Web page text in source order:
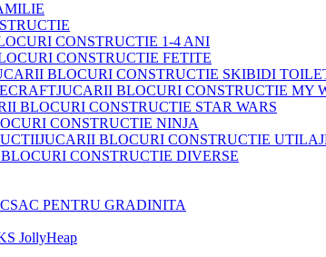
CONSTRUCTIE 1-4 ANI
CONSTRUCTIE FETITE
BLOCURI CONSTRUCTIE SKIBIDI
JUCARII BLOCURI CONSTRUCTIE MY
BLOCURI CONSTRUCTIE STAR WARS
CONSTRUCTIE NINJA
JUCARII BLOCURI CONSTRUCTIE
CONSTRUCTIE DIVERSE
PENTRU GRADINITA
JollyHeap